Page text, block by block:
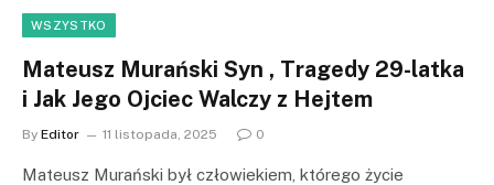
WSZYSTKO
Mateusz Murański Syn , Tragedy 29-latka
i Jak Jego Ojciec Walczy z Hejtem
By Editor 11 listopada, 2025 0
Mateusz Murański był człowiekiem, którego życie